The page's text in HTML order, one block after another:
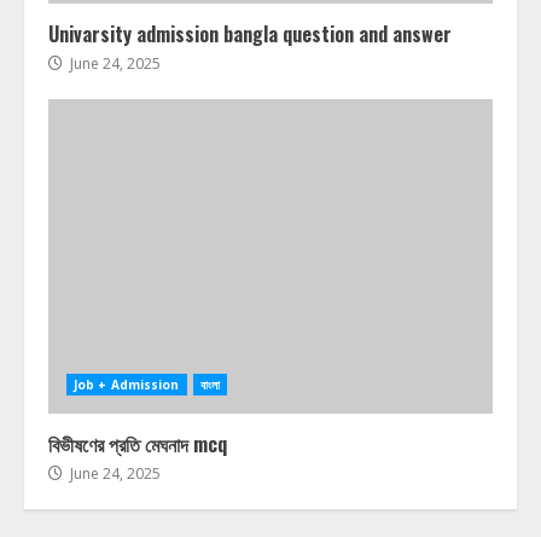
Univarsity admission bangla question and answer
June 24, 2025
Job + Admission বাংলা
বিভীষণের প্রতি মেঘনাদ mcq
June 24, 2025